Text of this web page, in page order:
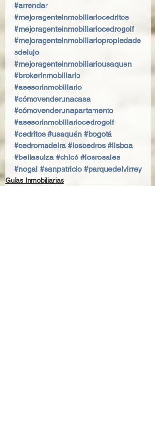
#arrendar
#mejoragenteinmobiliariocedritos
#mejoragenteinmobiliariocedrogolf
#mejoragenteinmobiliariopropiedade
sdelujo
#mejoragenteinmobiliariousaquen
#brokerinmobiliario
#asesorinmobiliario
#cómovenderunacasa
#cómovenderunapartamento
#asesorinmobiliariocedrogolf
#cedritos #usaquén #bogotá
#cedromadeira #loscedros #lisboa
#bellasuiza #chicó #losrosales
#nogal #sanpatricio #parquedelvirrey
Guías Inmobiliarias